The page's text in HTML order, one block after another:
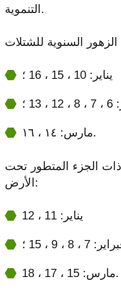
التنموية.
يناير: 10 ، 15 ، 16 ؛
13 ؛
مارس: ١٤ ، ١٦.
ذات الجزء المتطور تحت
الأرض:
يناير: 11 ، 12
7 ، 8 ، 9 ، 15 ؛
مارس: 15 ، 17 ، 18.